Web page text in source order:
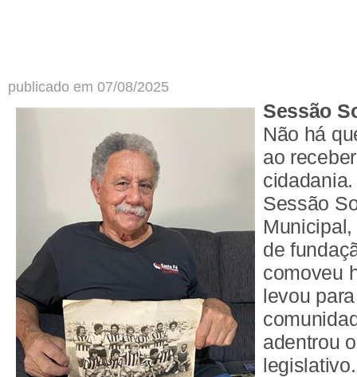
publicado em 07/08/2025
Sessão
Não há
ao
Sessão
de
comoveu
levou
adentrou